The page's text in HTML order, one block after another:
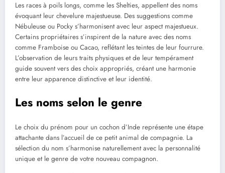
Les races à poils longs, comme les Shelties, appellent des noms
évoquant leur chevelure majestueuse. Des suggestions comme
Nébuleuse ou Pocky s’harmonisent avec leur aspect majestueux.
Certains propriétaires s’inspirent de la nature avec des noms
comme Framboise ou Cacao, reflétant les teintes de leur fourrure.
L’observation de leurs traits physiques et de leur tempérament
guide souvent vers des choix appropriés, créant une harmonie
entre leur apparence distinctive et leur identité.
Les noms selon le genre
Le choix du prénom pour un cochon d’Inde représente une étape
attachante dans l’accueil de ce petit animal de compagnie. La
sélection du nom s’harmonise naturellement avec la personnalité
unique et le genre de votre nouveau compagnon.